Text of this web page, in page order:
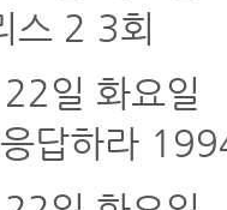
스 2 3회
일 화요일
응답하라